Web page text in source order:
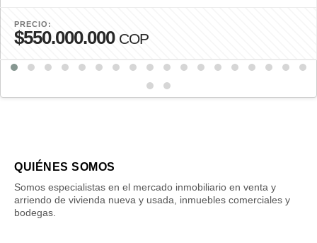
PRECIO:
$550.000.000 COP
QUIÉNES SOMOS
Somos especialistas en el mercado inmobiliario en venta y
arriendo de vivienda nueva y usada, inmuebles comerciales y
bodegas.